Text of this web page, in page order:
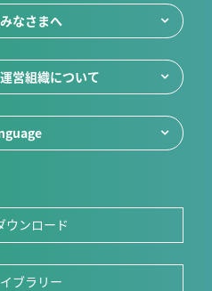
なさまへ
営組織について
ウンロード
ブラリー